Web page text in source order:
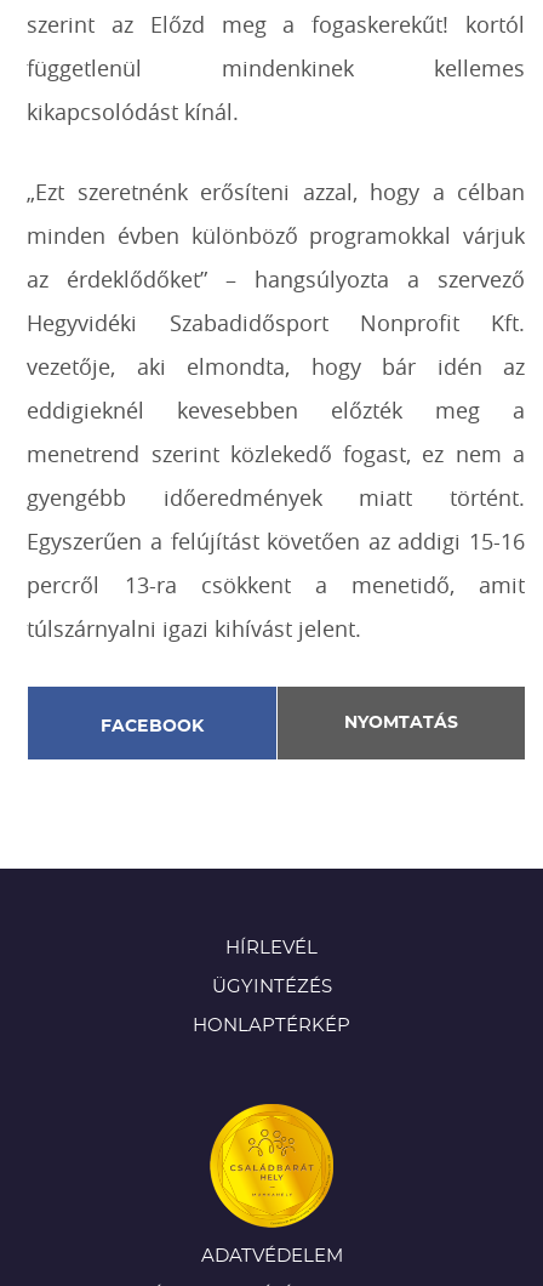
szerint az Előzd meg a fogaskerekűt! kortól
függetlenül mindenkinek kellemes
kikapcsolódást kínál.
„Ezt szeretnénk erősíteni azzal, hogy a célban
minden évben különböző programokkal várjuk
az érdeklődőket” – hangsúlyozta a szervező
Hegyvidéki Szabadidősport Nonprofit Kft.
vezetője, aki elmondta, hogy bár idén az
eddigieknél kevesebben előzték meg a
menetrend szerint közlekedő fogast, ez nem a
gyengébb időeredmények miatt történt.
Egyszerűen a felújítást követően az addigi 15-16
percről 13-ra csökkent a menetidő, amit
túlszárnyalni igazi kihívást jelent.
FACEBOOK NYOMTATÁS
HÍRLEVÉL
ÜGYINTÉZÉS
HONLAPTÉRKÉP
ADATVÉDELEM